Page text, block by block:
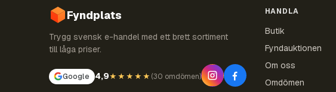
Fyndplats
Trygg svensk e-handel med ett brett sortiment
till låga priser.
Google 4,9★★★★★ (30 omdömen)
HANDLA
Butik
Fyndauktionen
Om oss
Omdömen